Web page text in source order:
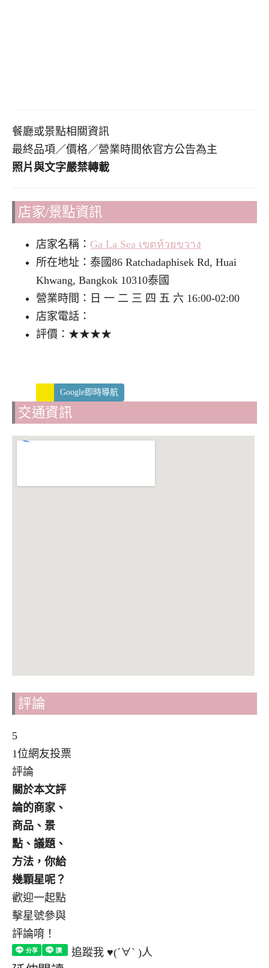
餐廳或景點相關資訊
最終品項／價格／營業時間依官方公告為主
照片與文字嚴禁轉載
店家/景點資訊
店家名稱： Ga La Sea เขตห้วยขวาง
所在地址：泰國86 Ratchadaphisek Rd, Huai
Khwang, Bangkok 10310泰國
營業時間：日 一 二 三 四 五 六 16:00-02:00
店家電話：
評價：★★★★
Google即時導航
交通資訊
評論
5
1位網友投票
評論
關於本文評
論的商家、
商品、景
點、議題、
方法，你給
幾顆星呢？
歡迎一起點
擊星號參與
評論唷！
追蹤我 ♥(´∀` )人